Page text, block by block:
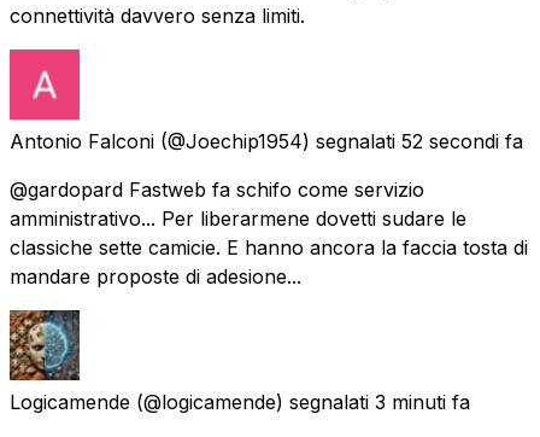
connettività davvero senza limiti.
Antonio Falconi (@Joechip1954) segnalati 52 secondi fa
@gardopard Fastweb fa schifo come servizio
amministrativo... Per liberarmene dovetti sudare le
classiche sette camicie. E hanno ancora la faccia tosta di
mandare proposte di adesione...
Logicamende (@logicamende) segnalati 3 minuti fa